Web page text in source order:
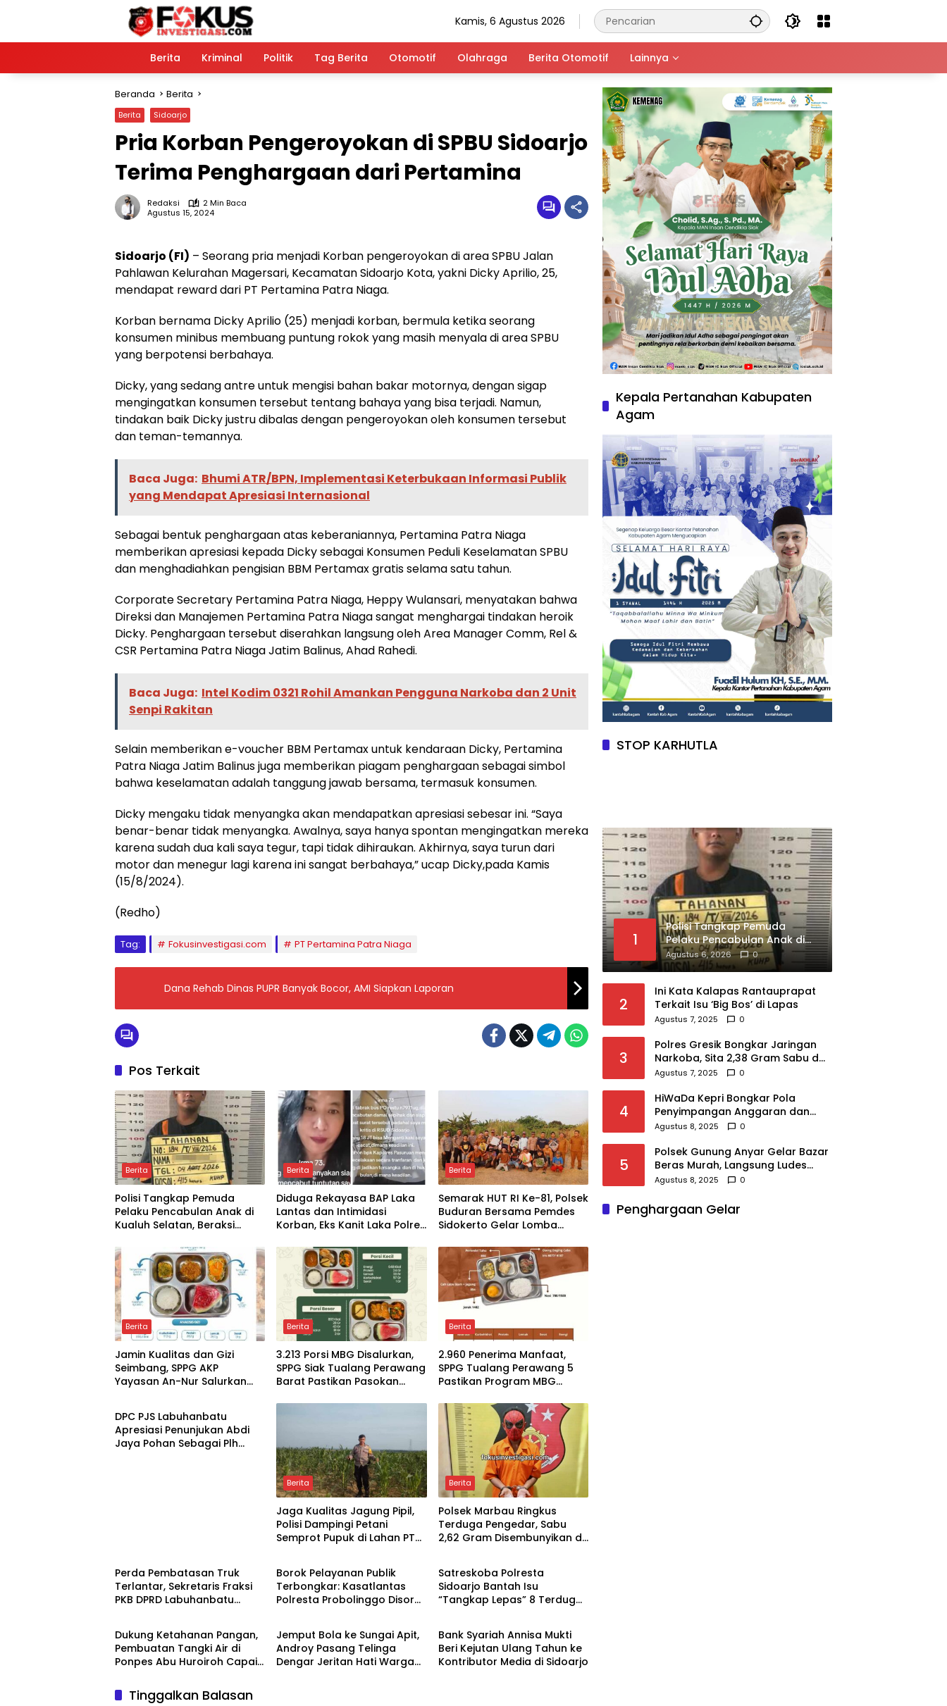
Kamis, 6 Agustus 2026
HomeBerita Kriminal Politik Tag Berita Otomotif Olahraga Berita Otomotif Lainnya
Beranda Berita
Berita Sidoarjo
Pria Korban Pengeroyokan di SPBU Sidoarjo
Terima Penghargaan dari Pertamina
Redaksi
2 Min Baca
Agustus 15, 2024
Sidoarjo (FI) – Seorang pria menjadi Korban pengeroyokan di area SPBU Jalan
Pahlawan Kelurahan Magersari, Kecamatan Sidoarjo Kota, yakni Dicky Aprilio, 25,
mendapat reward dari PT Pertamina Patra Niaga.
Korban bernama Dicky Aprilio (25) menjadi korban, bermula ketika seorang
konsumen minibus membuang puntung rokok yang masih menyala di area SPBU
yang berpotensi berbahaya.
Dicky, yang sedang antre untuk mengisi bahan bakar motornya, dengan sigap
mengingatkan konsumen tersebut tentang bahaya yang bisa terjadi. Namun,
tindakan baik Dicky justru dibalas dengan pengeroyokan oleh konsumen tersebut
dan teman-temannya.
Baca Juga: Bhumi ATR/BPN, Implementasi Keterbukaan Informasi Publik
yang Mendapat Apresiasi Internasional
Sebagai bentuk penghargaan atas keberaniannya, Pertamina Patra Niaga
memberikan apresiasi kepada Dicky sebagai Konsumen Peduli Keselamatan SPBU
dan menghadiahkan pengisian BBM Pertamax gratis selama satu tahun.
Corporate Secretary Pertamina Patra Niaga, Heppy Wulansari, menyatakan bahwa
Direksi dan Manajemen Pertamina Patra Niaga sangat menghargai tindakan heroik
Dicky. Penghargaan tersebut diserahkan langsung oleh Area Manager Comm, Rel &
CSR Pertamina Patra Niaga Jatim Balinus, Ahad Rahedi.
Baca Juga: Intel Kodim 0321 Rohil Amankan Pengguna Narkoba dan 2 Unit
Senpi Rakitan
Selain memberikan e-voucher BBM Pertamax untuk kendaraan Dicky, Pertamina
Patra Niaga Jatim Balinus juga memberikan piagam penghargaan sebagai simbol
bahwa keselamatan adalah tanggung jawab bersama, termasuk konsumen.
Dicky mengaku tidak menyangka akan mendapatkan apresiasi sebesar ini. “Saya
benar-benar tidak menyangka. Awalnya, saya hanya spontan mengingatkan mereka
karena sudah dua kali saya tegur, tapi tidak dihiraukan. Akhirnya, saya turun dari
motor dan menegur lagi karena ini sangat berbahaya,” ucap Dicky,pada Kamis
(15/8/2024).
(Redho)
Tag: Fokusinvestigasi.com PT Pertamina Patra Niaga
Dana Rehab Dinas PUPR Banyak Bocor, AMI Siapkan Laporan
Pos Terkait
Berita
Polisi Tangkap Pemuda
Pelaku Pencabulan Anak di
Kualuh Selatan, Beraksi
Teman Korban
Berita
Diduga Rekayasa BAP Laka
Lantas dan Intimidasi
Korban, Eks Kanit Laka Polres
Propam Polda Jatim
Berita
Semarak HUT RI Ke-81, Polsek
Buduran Bersama Pemdes
Sidokerto Gelar Lomba
Berita
Jamin Kualitas dan Gizi
Seimbang, SPPG AKP
Yayasan An-Nur Salurkan
Berita
3.213 Porsi MBG Disalurkan,
SPPG Siak Tualang Perawang
Barat Pastikan Pasokan
Gizi
Berita
2.960 Penerima Manfaat,
SPPG Tualang Perawang 5
Pastikan Program MBG
Berita
DPC PJS Labuhanbatu
Apresiasi Penunjukan Abdi
Jaya Pohan Sebagai Plh
Berita
Jaga Kualitas Jagung Pipil,
Polisi Dampingi Petani
Semprot Pupuk di Lahan PT
Berita
Polsek Marbau Ringkus
Terduga Pengedar, Sabu
2,62 Gram Disembunyikan di
Perda Pembatasan Truk
Terlantar, Sekretaris Fraksi
PKB DPRD Labuhanbatu
Berita
Borok Pelayanan Publik
Terbongkar: Kasatlantas
Polresta Probolinggo Disorot
Berita
Satreskoba Polresta
Sidoarjo Bantah Isu
“Tangkap Lepas” 8 Terduga
Tidak Benar
Berita
Dukung Ketahanan Pangan,
Pembuatan Tangki Air di
Ponpes Abu Huroiroh Capai
Berita
Jemput Bola ke Sungai Apit,
Androy Pasang Telinga
Dengar Jeritan Hati Warga
Berita
Bank Syariah Annisa Mukti
Beri Kejutan Ulang Tahun ke
Kontributor Media di Sidoarjo
Tinggalkan Balasan
Kepala Pertanahan Kabupaten
Agam
STOP KARHUTLA
1
Polisi Tangkap Pemuda
Pelaku Pencabulan Anak di
Kualuh Selatan, Beraksi
dengan Modus Beri Uang ke
Agustus 6, 2026 0
2
Ini Kata Kalapas Rantauprapat
Terkait Isu ‘Big Bos’ di Lapas
Agustus 7, 2025 0
3
Polres Gresik Bongkar Jaringan
Narkoba, Sita 2,38 Gram Sabu dan
2.980 Pil Koplo
Agustus 7, 2025 0
4
HiWaDa Kepri Bongkar Pola
Penyimpangan Anggaran dan
Sampaikan Tuntutan Tegas di
Agustus 8, 2025 0
5
Polsek Gunung Anyar Gelar Bazar
Beras Murah, Langsung Ludes
Diserbu Warga
Agustus 8, 2025 0
Penghargaan Gelar